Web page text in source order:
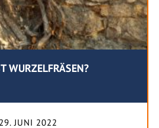
WURZELFRÄSEN?
29. JUNI 2022